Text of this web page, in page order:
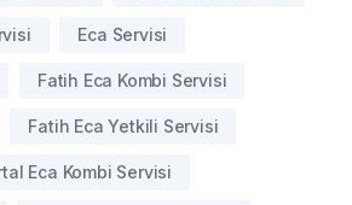
Eca Servisi
Fatih Eca Kombi Servisi
Fatih Eca Yetkili Servisi
Eca Kombi Servisi